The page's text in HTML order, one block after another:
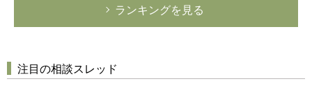
ランキングを見る
注目の相談スレッド